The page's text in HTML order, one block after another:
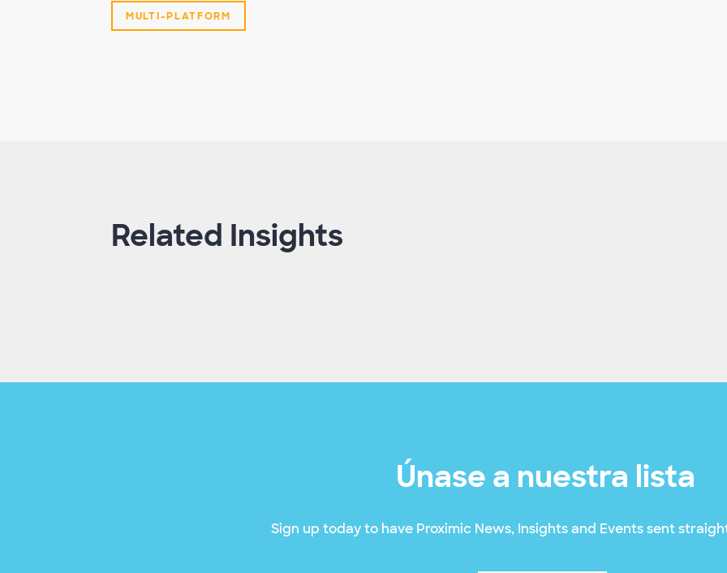
MULTI-PLATFORM
Related Insights
Únase a nuestra lista
Sign up today to have Proximic News, Insights and Events sent